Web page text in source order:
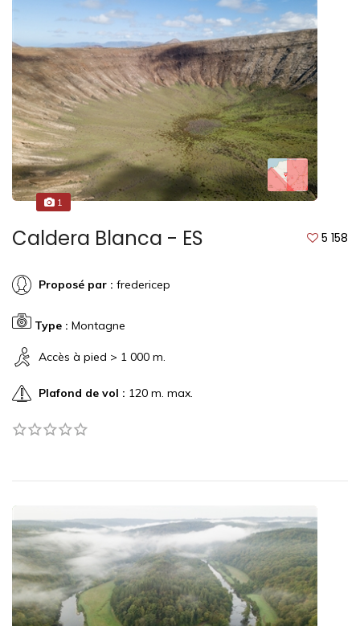
1
Caldera Blanca - ES 5 158
Proposé par : fredericep
Type : Montagne
Accès à pied > 1 000 m.
Plafond de vol : 120 m. max.